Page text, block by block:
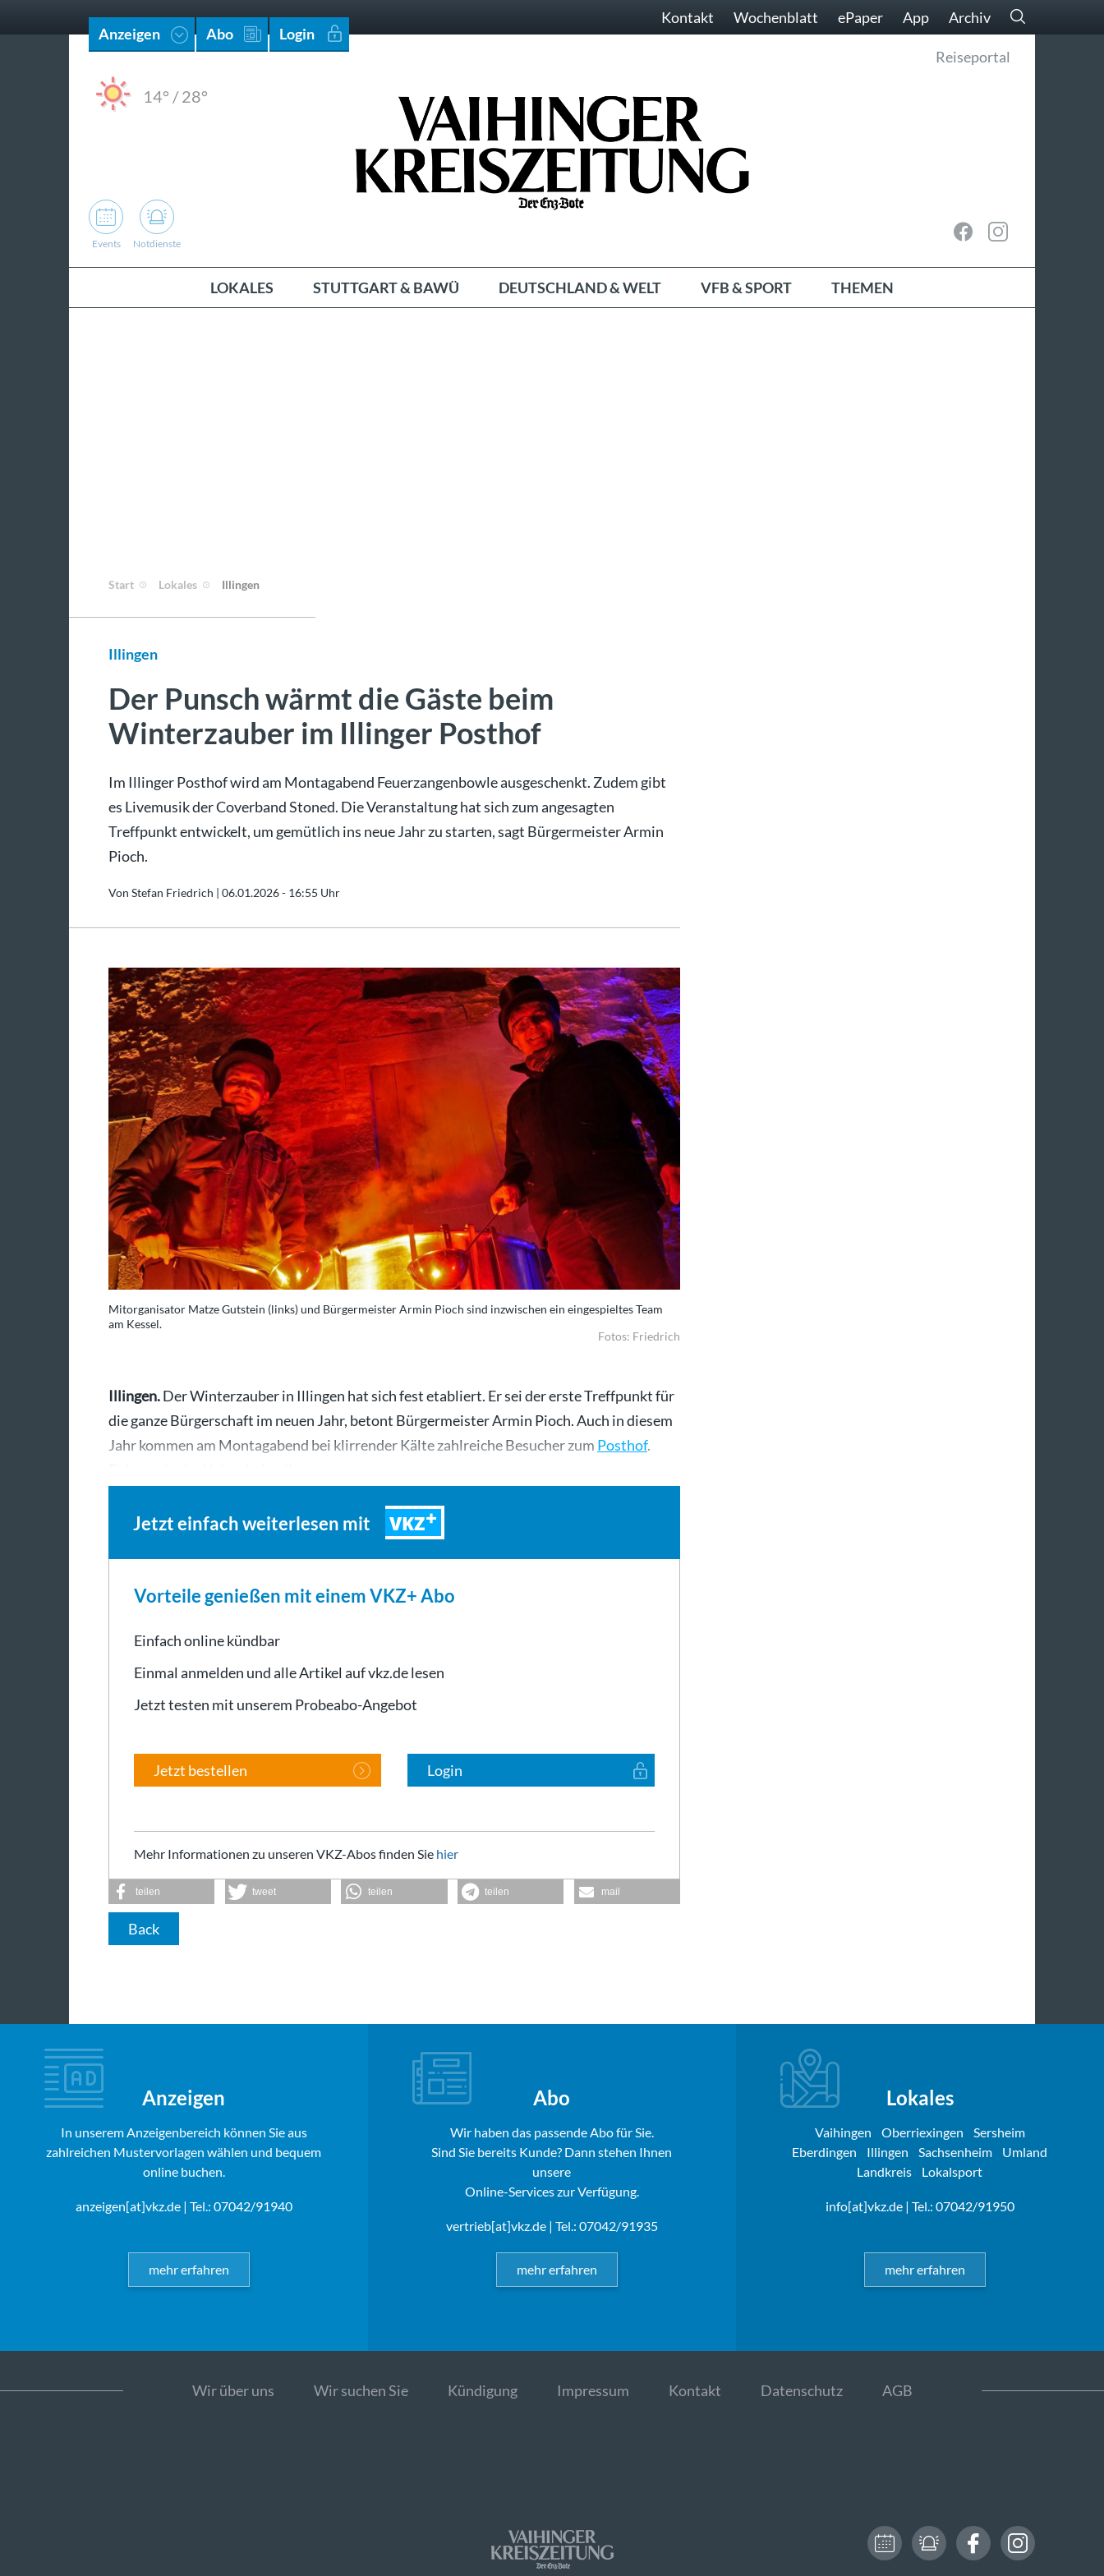
Anzeigen Abo Login
Kontakt Wochenblatt ePaper App Archiv
14° /28°
Reiseportal
Events Notdienste
LOKALES STUTTGART & BAWÜ DEUTSCHLAND & WELT VFB & SPORT THEMEN
Start Lokales Illingen
Illingen
Der Punsch wärmt die Gäste beim
Winterzauber im Illinger Posthof
Im Illinger Posthof wird am Montagabend Feuerzangenbowle ausgeschenkt. Zudem gibt
es Livemusik der Coverband Stoned. Die Veranstaltung hat sich zum angesagten
Treffpunkt entwickelt, um gemütlich ins neue Jahr zu starten, sagt Bürgermeister Armin
Pioch.
Von Stefan Friedrich | 06.01.2026 - 16:55 Uhr
Mitorganisator Matze Gutstein (links) und Bürgermeister Armin Pioch sind inzwischen ein eingespieltes Team
am Kessel.
Fotos: Friedrich
Illingen.Der Winterzauber in Illingen hat sich fest etabliert. Er sei der erste Treffpunkt für
die ganze Bürgerschaft im neuen Jahr, betont Bürgermeister Armin Pioch. Auch in diesem
Jahr kommen am Montagabend bei klirrender Kälte zahlreiche Besucher zum Posthof.
Jetzt einfach weiterlesen mit VKZ
Vorteile genießen mit einem VKZ+ Abo
Einfach online kündbar
Einmal anmelden und alle Artikel auf vkz.de lesen
Jetzt testen mit unserem Probeabo-Angebot
Jetzt bestellen Login
Mehr Informationen zu unseren VKZ-Abos finden Sie hier
teilen tweet teilen teilen mail
Back
Anzeigen
In unserem Anzeigenbereich können Sie aus
zahlreichen Mustervorlagen wählen und bequem
online buchen.
anzeigen[at]vkz.de| Tel.: 07042/91940
mehr erfahren
Abo
Wir haben das passende Abo für Sie.
Sind Sie bereits Kunde? Dann stehen Ihnen
unsere
Online-Services zur Verfügung.
vertrieb[at]vkz.de| Tel.: 07042/91935
mehr erfahren
Lokales
Vaihingen Oberriexingen
Sersheim
Eberdingen
Illingen Sachsenheim
Umland
Landkreis
Lokalsport
info[at]vkz.de| Tel.: 07042/91950
mehr erfahren
Wir über uns Wir suchen Sie Kündigung Impressum Kontakt Datenschutz AGB